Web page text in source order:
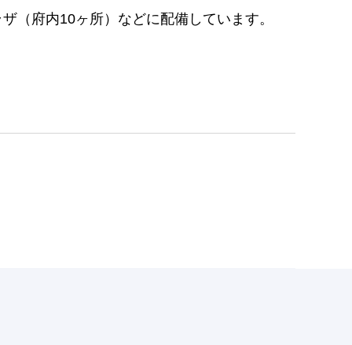
（府内10ヶ所）などに配備しています。